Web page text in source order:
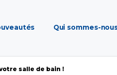
Qui sommes-
salle de bain !